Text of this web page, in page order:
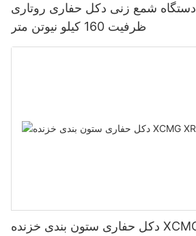
دستگاه شمع زنی دکل حفاری روتاری XCMG XR160E با
ظرفیت 160 کیلو نیوتن متر
دکل حفاری ستون بندی خزنده XCMG XR160E برای